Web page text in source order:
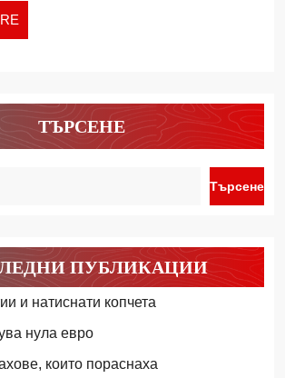
MORE
ТЪРСЕНЕ
Търсене
ПУБЛИКАЦИИ
и натиснати копчета
нула евро
които пораснаха